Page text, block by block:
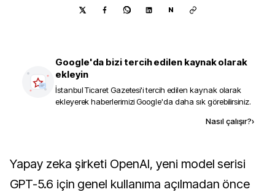
N
Google'da bizi tercih edilen kaynak olarak
ekleyin
İstanbul Ticaret Gazetesi'i tercih edilen kaynak olarak
ekleyerek haberlerimizi Google'da daha sık görebilirsiniz.
Nasıl çalışır?›
Yapay zeka şirketi OpenAI, yeni model serisi
GPT-5.6 için genel kullanıma açılmadan önce